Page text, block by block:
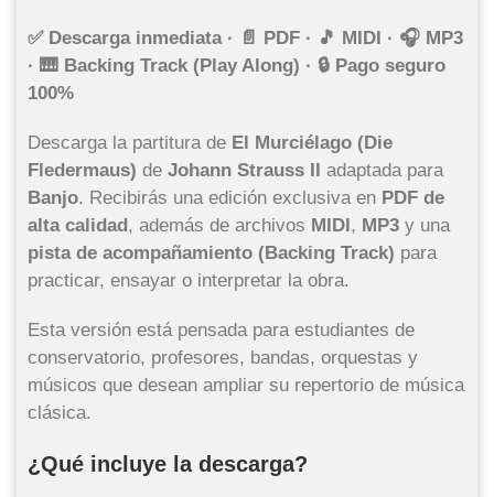
✅ Descarga inmediata · 📄 PDF · 🎵 MIDI · 🎧 MP3
· 🎹 Backing Track (Play Along) · 🔒 Pago seguro
100%
Descarga la partitura de El Murciélago (Die
Fledermaus) de Johann Strauss II adaptada para
Banjo. Recibirás una edición exclusiva en PDF de
alta calidad, además de archivos MIDI, MP3 y una
pista de acompañamiento (Backing Track) para
practicar, ensayar o interpretar la obra.
Esta versión está pensada para estudiantes de
conservatorio, profesores, bandas, orquestas y
músicos que desean ampliar su repertorio de música
clásica.
¿Qué incluye la descarga?